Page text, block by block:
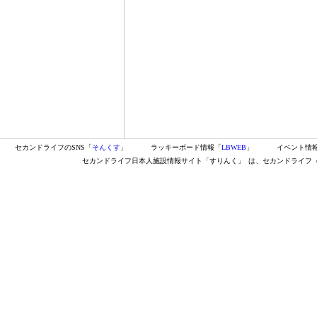
セカンドライフのSNS「そんくす 」 ラッキーボード情報「LBWEB 」
イベント情
セカンドライフ日本人施設情報サイト「すりんく」
は、セカンドライフ